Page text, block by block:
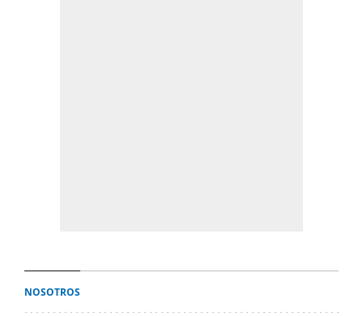
NOSOTROS